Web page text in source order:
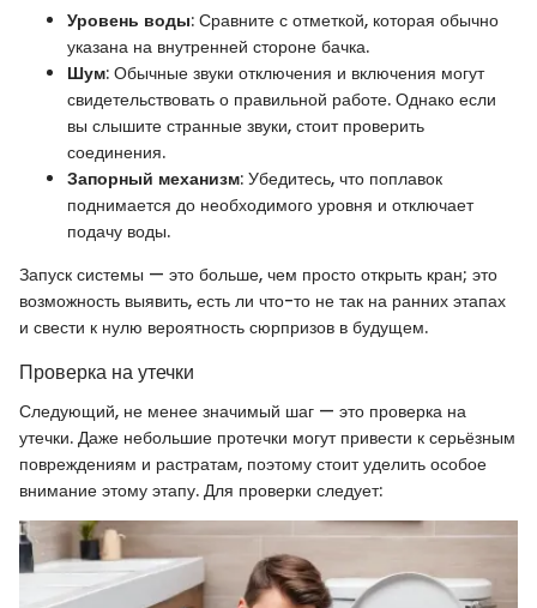
Уровень воды: Сравните с отметкой, которая обычно
указана на внутренней стороне бачка.
Шум: Обычные звуки отключения и включения могут
свидетельствовать о правильной работе. Однако если
вы слышите странные звуки, стоит проверить
соединения.
Запорный механизм: Убедитесь, что поплавок
поднимается до необходимого уровня и отключает
подачу воды.
Запуск системы — это больше, чем просто открыть кран; это
возможность выявить, есть ли что-то не так на ранних этапах
и свести к нулю вероятность сюрпризов в будущем.
Проверка на утечки
Следующий, не менее значимый шаг — это проверка на
утечки. Даже небольшие протечки могут привести к серьёзным
повреждениям и растратам, поэтому стоит уделить особое
внимание этому этапу. Для проверки следует: